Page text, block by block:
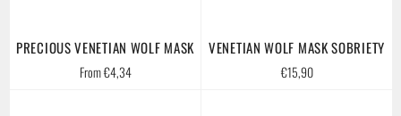
PRECIOUS VENETIAN WOLF MASK
From €4,34
VENETIAN WOLF MASK SOBRIETY
Regular
€15,90